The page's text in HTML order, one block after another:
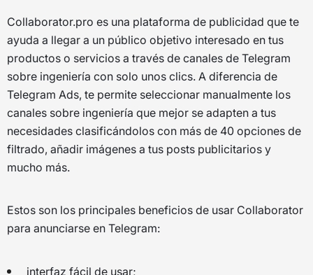
Collaborator.pro es una plataforma de publicidad que te
ayuda a llegar a un público objetivo interesado en tus
productos o servicios a través de canales de Telegram
sobre ingeniería con solo unos clics. A diferencia de
Telegram Ads, te permite seleccionar manualmente los
canales sobre ingeniería que mejor se adapten a tus
necesidades clasificándolos con más de 40 opciones de
filtrado, añadir imágenes a tus posts publicitarios y
mucho más.
Estos son los principales beneficios de usar Collaborator
para anunciarse en Telegram:
interfaz fácil de usar;